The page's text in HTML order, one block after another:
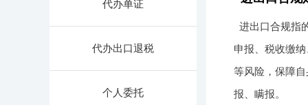
代办单证
代办出口退税
个人委托
进出口合规指
申报、税收缴
等风险，保障
报、瞒报。